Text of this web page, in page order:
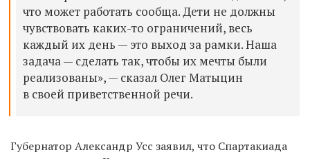
что может работать сообща. Дети не должны
чувствовать каких-то ограничений, весь
каждый их день — это выход за рамки. Наша
задача — сделать так, чтобы их мечты были
реализованы», — сказал Олег Матыцин
в своей приветственной речи.
Губернатор Александр Усс заявил, что Спартакиада